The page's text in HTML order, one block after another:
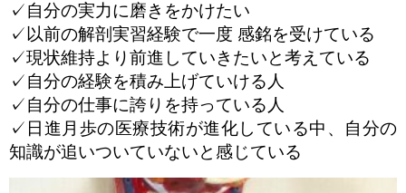
✓自分の実力に磨きをかけたい
✓以前の解剖実習経験で一度 感銘を受けている
✓現状維持より前進していきたいと考えている
✓自分の経験を積み上げていける人
✓自分の仕事に誇りを持っている人
✓日進月歩の医療技術が進化している中、自分の
知識が追いついていないと感じている